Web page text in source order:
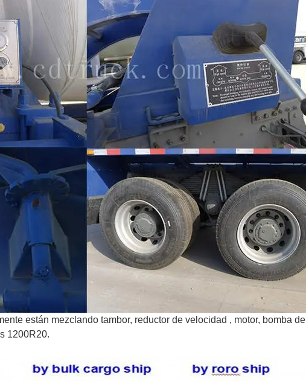
están mezclando tambor, reductor de velocidad , motor, bomba de
1200R20.